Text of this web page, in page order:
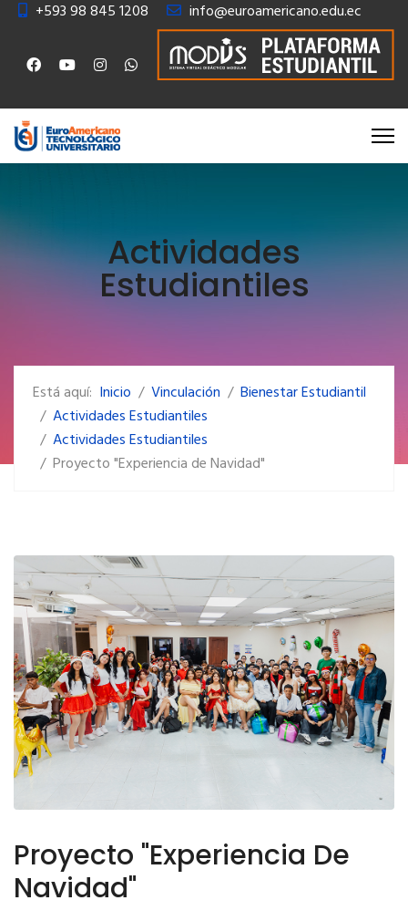
+593 98 845 1208 info@euroamericano.edu.ec
Actividades
Estudiantiles
Está aquí: Inicio Vinculación
Bienestar Estudiantil
Actividades Estudiantiles
Actividades Estudiantiles
Proyecto "Experiencia de Navidad"
Proyecto "Experiencia De
Navidad"